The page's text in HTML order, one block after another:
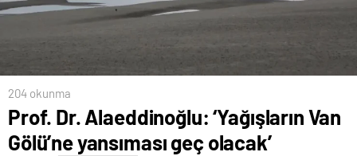
204 okunma
Prof. Dr. Alaeddinoğlu: ‘Yağışların Van
Gölü’ne yansıması geç olacak’